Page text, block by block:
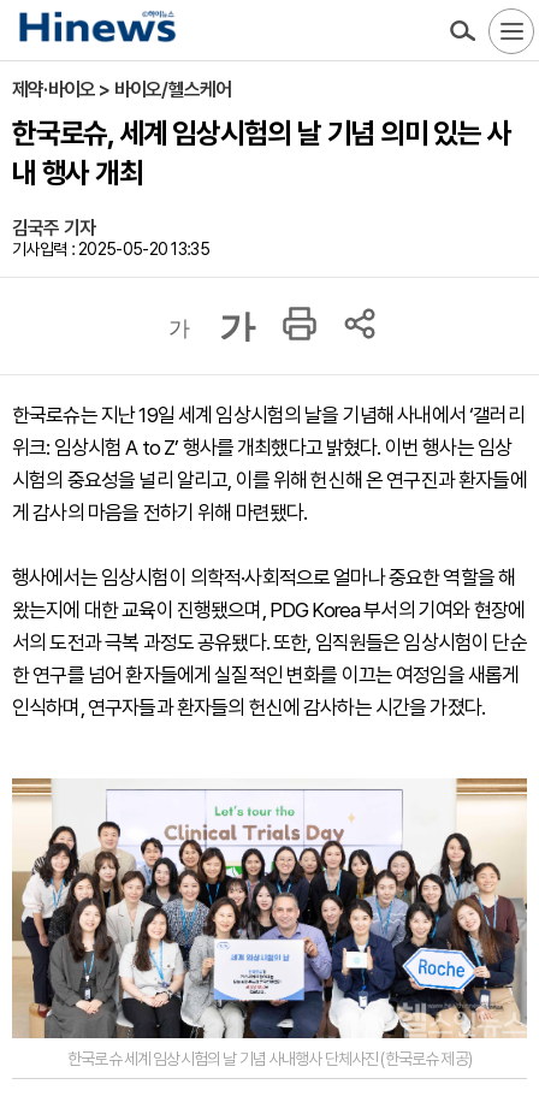
제약·바이오 > 바이오/헬스케어
한국로슈, 세계 임상시험의 날 기념 의미 있는 사
내 행사 개최
김국주 기자
기사입력 : 2025-05-20 13:35
가 가
한국로슈는 지난 19일 세계 임상시험의 날을 기념해 사내에서 ‘갤러리
위크: 임상시험 A to Z’ 행사를 개최했다고 밝혔다. 이번 행사는 임상
시험의 중요성을 널리 알리고, 이를 위해 헌신해 온 연구진과 환자들에
게 감사의 마음을 전하기 위해 마련됐다.
행사에서는 임상시험이 의학적·사회적으로 얼마나 중요한 역할을 해
왔는지에 대한 교육이 진행됐으며, PDG Korea 부서의 기여와 현장에
서의 도전과 극복 과정도 공유됐다. 또한, 임직원들은 임상시험이 단순
한 연구를 넘어 환자들에게 실질적인 변화를 이끄는 여정임을 새롭게
인식하며, 연구자들과 환자들의 헌신에 감사하는 시간을 가졌다.
한국로슈 세계 임상시험의 날 기념 사내행사 단체사진 (한국로슈 제공)